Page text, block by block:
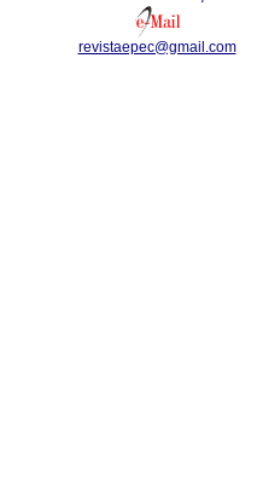
revistaepec@gmail.com